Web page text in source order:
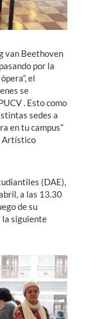
van Beethoven
por la
el
se
. Esto como
sedes a
en tu campus”
Artístico
(DAE),
a las 13.30
de su
la siguiente